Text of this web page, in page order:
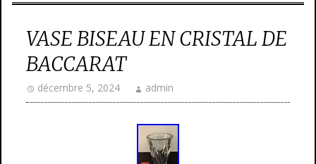
VASE BISEAU EN CRISTAL DE
BACCARAT
décembre 5, 2024 admin